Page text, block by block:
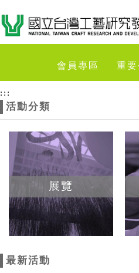
會員專區 重
:::
活動分類
展覽
最新活動